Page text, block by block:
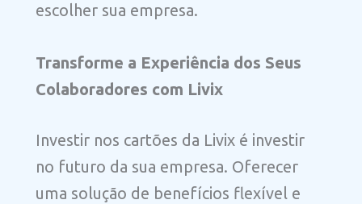
escolher sua empresa.
Transforme a Experiência dos Seus
Colaboradores com Livix
Investir nos cartões da Livix é investir
no futuro da sua empresa. Oferecer
uma solução de benefícios flexível e